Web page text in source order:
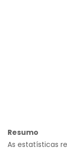
Resumo
As estatísticas